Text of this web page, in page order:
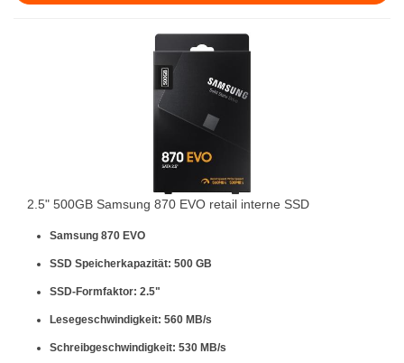
2.5" 500GB Samsung 870 EVO retail interne SSD
Samsung 870 EVO
SSD Speicherkapazität: 500 GB
SSD-Formfaktor: 2.5"
Lesegeschwindigkeit: 560 MB/s
Schreibgeschwindigkeit: 530 MB/s